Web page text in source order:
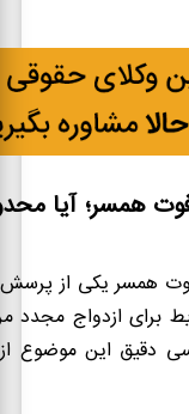
همسر؛ آیا
فوت همسر یکی از
برای ازدواج مجدد
دقیق این موضوع